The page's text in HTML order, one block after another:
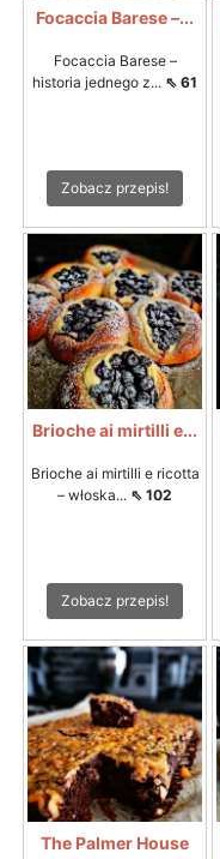
Focaccia Barese –...
Focaccia Barese –
historia jednego z... ⇖ 61
Zobacz przepis!
Brioche ai mirtilli e...
Brioche ai mirtilli e ricotta
– włoska... ⇖ 102
Zobacz przepis!
The Palmer House